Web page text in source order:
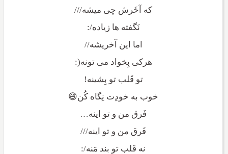
که آخَرش چی میشه///
نَگفته ها زیاده/:
اما این آخریشه//
هرکی بِخواد می تونه(:
تو قَلب تو بِشینه!
خوب به خودِت نِگاه کُن😄
فَرق من و تو اینه…
فَرق من و تو اینه///
نه قَلب تو بند مَنه/: